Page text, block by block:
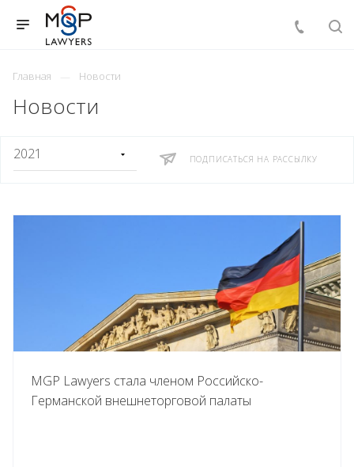
Главная Новости
Новости
ПОДПИСАТЬСЯ НА РАССЫЛКУ
MGP Lawyers стала членом Российско-
Германской внешнеторговой палаты